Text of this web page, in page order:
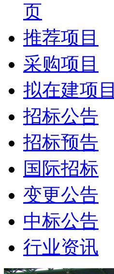
页
推荐项目
采购项目
拟在建项目
招标公告
招标预告
国际招标
变更公告
中标公告
行业资讯